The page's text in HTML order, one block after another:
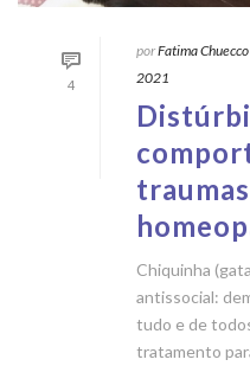
4
porFatima Chuecco
2021
Chiquinha
antissocial:
tudo e de
tratamento